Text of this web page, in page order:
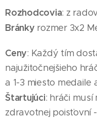
Rozhodcovia: z
Bránky rozmer 3x2
Ceny: Každý tím
najužitočnejšieho
a 1-3 miesto medaile
Štartujúci: hráči
zdravotnej poisťovní